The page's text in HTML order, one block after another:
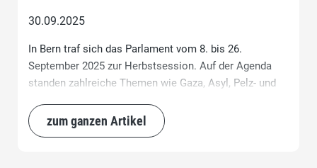
30.09.2025
In Bern traf sich das Parlament vom 8. bis 26.
September 2025 zur Herbstsession. Auf der Agenda
standen zahlreiche Themen wie Gaza, Asyl, Pelz- und
zum ganzen Artikel